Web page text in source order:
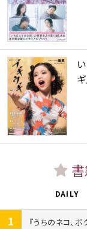
DAILY
1
うちのネコ、